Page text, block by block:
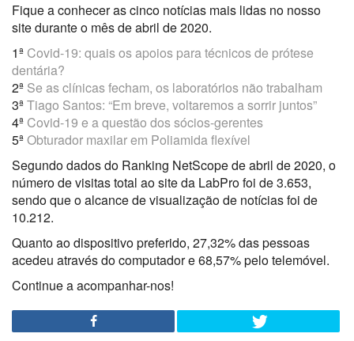
Fique a conhecer as cinco notícias mais lidas no nosso
site durante o mês de abril de 2020.
1ª Covid-19: quais os apoios para técnicos de prótese
dentária?
2ª Se as clínicas fecham, os laboratórios não trabalham
3ªTiago Santos: “Em breve, voltaremos a sorrir juntos”
4ª Covid-19 e a questão dos sócios-gerentes
5ªObturador maxilar em Poliamida flexível
Segundo dados do Ranking NetScope de abril de 2020, o
número de visitas total ao site da LabPro foi de 3.653,
sendo que o alcance de visualização de notícias foi de
10.212.
Quanto ao dispositivo preferido, 27,32% das pessoas
acedeu através do computador e 68,57% pelo telemóvel.
Continue a acompanhar-nos!